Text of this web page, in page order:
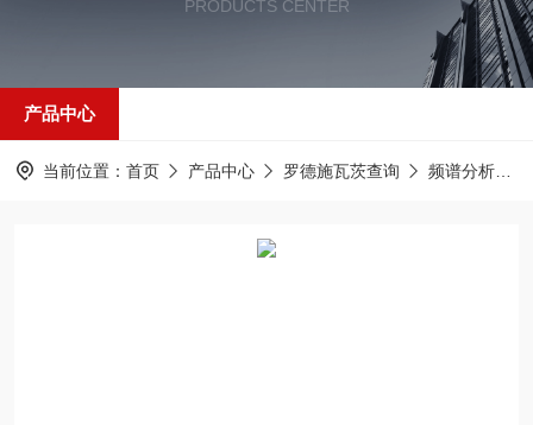
PRODUCTS CENTER
产品中心
当前位置： 首页 产品中心 罗德施瓦茨查询 频谱分析仪